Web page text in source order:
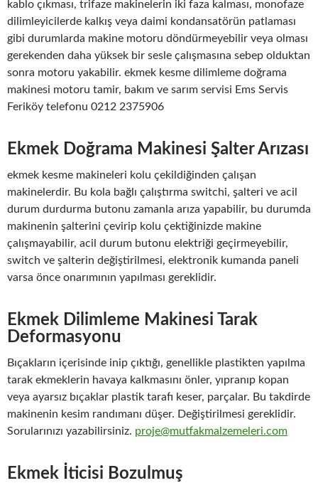
kablo çıkması, trifaze makinelerin iki faza kalması, monofaze
dilimleyicilerde kalkış veya daimi kondansatörün patlaması
gibi durumlarda makine motoru döndürmeyebilir veya olması
gerekenden daha yüksek bir sesle çalışmasına sebep olduktan
sonra motoru yakabilir. ekmek kesme dilimleme doğrama
makinesi motoru tamir, bakım ve sarım servisi Ems Servis
Feriköy telefonu 0212 2375906
Ekmek Doğrama Makinesi Şalter Arızası
ekmek kesme makineleri kolu çekildiğinden çalışan
makinelerdir. Bu kola bağlı çalıştırma switchi, şalteri ve acil
durum durdurma butonu zamanla arıza yapabilir, bu durumda
makinenin şalterini çevirip kolu çektiğinizde makine
çalışmayabilir, acil durum butonu elektriği geçirmeyebilir,
switch ve şalterin değiştirilmesi, elektronik kumanda paneli
varsa önce onarımının yapılması gereklidir.
Ekmek Dilimleme Makinesi Tarak
Deformasyonu
Bıçakların içerisinde inip çıktığı, genellikle plastikten yapılma
tarak ekmeklerin havaya kalkmasını önler, yıpranıp kopan
veya ayarsız bıçaklar plastik tarafı keser, parçalar. Bu takdirde
makinenin kesim randımanı düşer. Değiştirilmesi gereklidir.
Sorularınızı yazabilirsiniz. proje@mutfakmalzemeleri.com
Ekmek İticisi Bozulmuş